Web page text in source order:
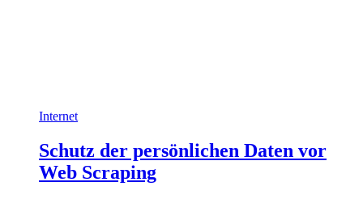
Internet
Schutz der persönlichen Daten vor
Web Scraping